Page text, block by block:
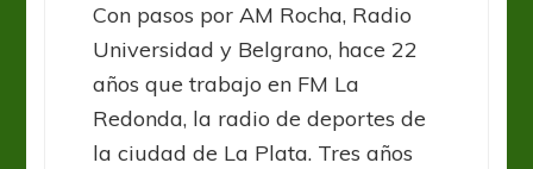
Con pasos por AM Rocha, Radio
Universidad y Belgrano, hace 22
años que trabajo en FM La
Redonda, la radio de deportes de
la ciudad de La Plata. Tres años